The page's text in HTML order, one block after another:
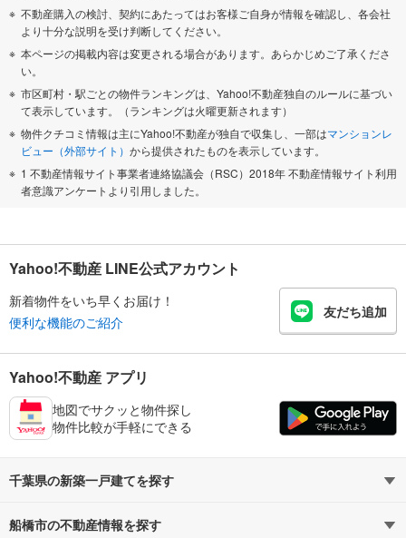
不動産購入の検討、契約にあたってはお客様ご自身が情報を確認し、各会社
より十分な説明を受け判断してください。
本ページの掲載内容は変更される場合があります。あらかじめご了承くださ
い。
市区町村・駅ごとの物件ランキングは、Yahoo!不動産独自のルールに基づい
て表示しています。（ランキングは火曜更新されます）
物件クチコミ情報は主にYahoo!不動産が独自で収集し、一部はマンションレ
ビュー（外部サイト） から提供されたものを表示しています。
1 不動産情報サイト事業者連絡協議会（RSC）2018年 不動産情報サイト利用
者意識アンケートより引用しました。
Yahoo!不動産 LINE公式アカウント
新着物件をいち早くお届け！
便利な機能のご紹介
友だち追加
Yahoo!不動産 アプリ
地図でサクッと物件探し
物件比較が手軽にできる
千葉県の新築一戸建てを探す
路線・駅から探す
船橋市の不動産情報を探す